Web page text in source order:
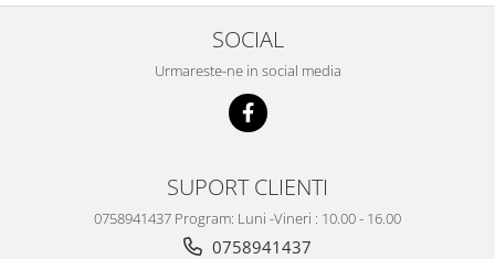
SOCIAL
Urmareste-ne in social media
SUPORT CLIENTI
0758941437 Program: Luni -Vineri : 10.00 - 16.00
0758941437